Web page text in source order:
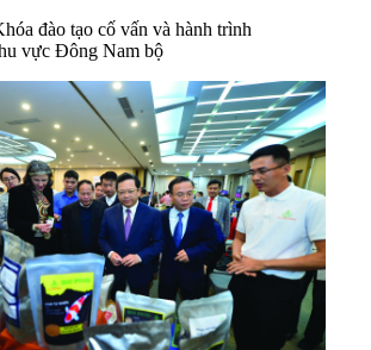
đào tạo cố vấn và hành trình
vực Đông Nam bộ